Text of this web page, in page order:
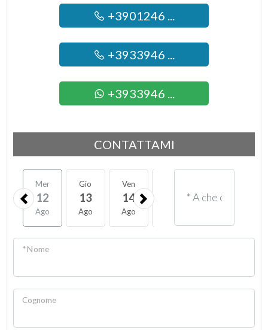
+3901246 ...
+3933946 ...
+3933946 ...
CONTATTAMI
Mer
12
Ago
Gio
13
Ago
Ven
14
Ago
17
* Nome
Cognome